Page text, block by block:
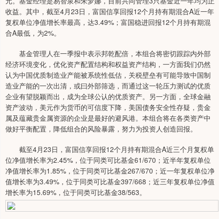
收益。其中，截至4月23日，富国信享回报12个月持有期混合A近一年
复权单位净值增长率最高，达3.49%；富国稳进回报12个月持有期混
合A最低，为2%。
基金管理人在一季报中表示邦乾配倍，本组合将密切跟踪内外部
经济环境变化，优化资产配置结构和权益资产结构，一方面我们仍然
认为中国优质制造业产能被系统性低估，关税壁垒有可能导致中国制
造业产能的一次出清，或曰外部筛选，而通过这一轮压力测试的优质
企业有望脱颖而出，成为全球公认的优质资产。另一方面，全球金融
资产波动，美元作为货币的可信度下降，美国债务安全性存疑，贵金
属及蕴藏贵金属资源的企业是最好的避风港。本组合将在各类资产中
做好平衡配置，降低组合的风险暴露，努力为投资人创造回报。
截至4月23日，富国信享回报12个月持有期混合A近三个月复权单
位净值增长率为2.45%，位于同类可比基金61/670；近半年复权单位
净值增长率为1.85%，位于同类可比基金267/670；近一年复权单位净
值增长率为3.49%，位于同类可比基金397/668；近三年复权单位净值
增长率为15.69%，位于同类可比基金38/563。